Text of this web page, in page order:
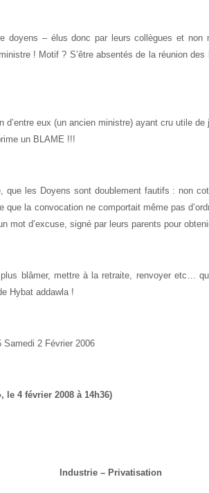
doyens – élus donc par leurs collègues et non
! Motif ? S’être absentés de la réunion
d’entre eux (un ancien ministre) ayant cru utile
un BLAME !!!
que les Doyens sont doublement fautifs : non
que la convocation ne comportait même pas
mot d’excuse, signé par leurs parents pour
blâmer, mettre à la retraite, renvoyer etc…
Hybat addawla !
Samedi 2 Février 2006
le 4 février 2008 à 14h36)
Industrie – Privatisation